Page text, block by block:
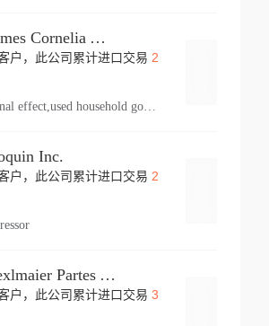
Russell James Cornelia Arlington Va
户，此公司累计进口交易 2
personal effect,used household goods
Inc.
户，此公司累计进口交易 2
Dpm Draexlmaier Partes Automotrices Corr Ind Huejotzingo
户，此公司累计进口交易 3